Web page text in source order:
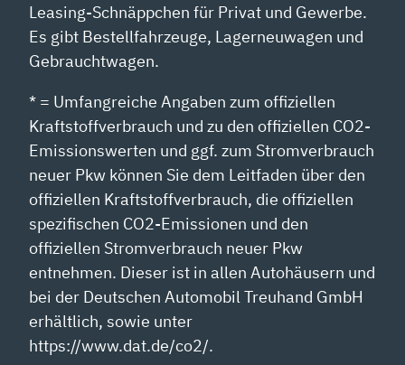
Leasing-Schnäppchen für Privat und Gewerbe.
Es gibt Bestellfahrzeuge, Lagerneuwagen und
Gebrauchtwagen.
* = Umfangreiche Angaben zum offiziellen
Kraftstoffverbrauch und zu den offiziellen CO2-
Emissionswerten und ggf. zum Stromverbrauch
neuer Pkw können Sie dem Leitfaden über den
offiziellen Kraftstoffverbrauch, die offiziellen
spezifischen CO2-Emissionen und den
offiziellen Stromverbrauch neuer Pkw
entnehmen. Dieser ist in allen Autohäusern und
bei der Deutschen Automobil Treuhand GmbH
erhältlich, sowie unter
https://www.dat.de/co2/.